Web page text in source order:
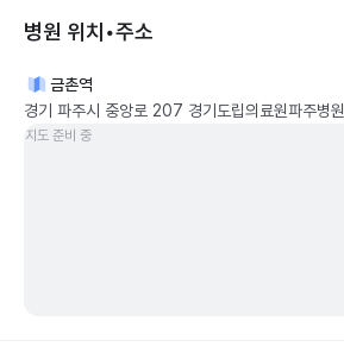
병원 위치•주소
금촌역
경기 파주시 중앙로 207 경기도립의료원파주병원
지도 준비 중